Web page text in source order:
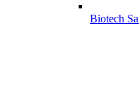
Biotech